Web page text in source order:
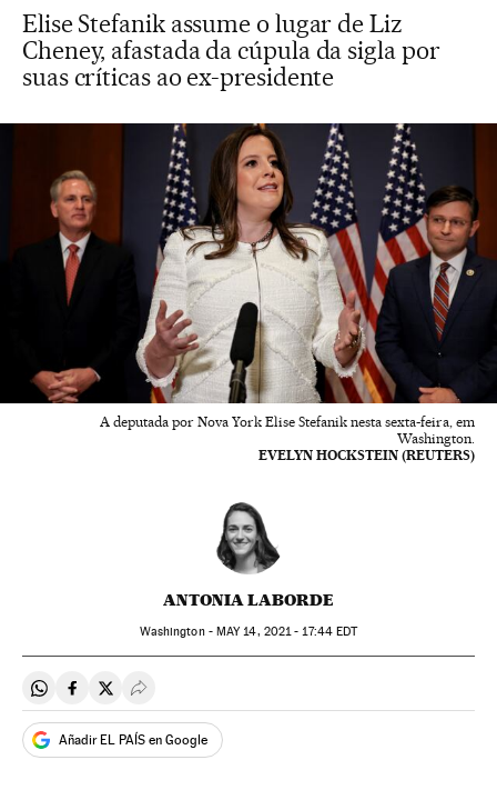
Elise Stefanik assume o lugar de Liz
Cheney, afastada da cúpula da sigla por
suas críticas ao ex-presidente
A deputada por Nova York Elise Stefanik nesta sexta-feira, em
Washington.
EVELYN HOCKSTEIN (REUTERS)
ANTONIA LABORDE
Washington - MAY14, 2021 - 17:44EDT
Compartir en Whatsapp
Compartir en Facebook
Compartir en Twitter
Desplegar Redes Sociales
Añadir EL PAÍS en Google